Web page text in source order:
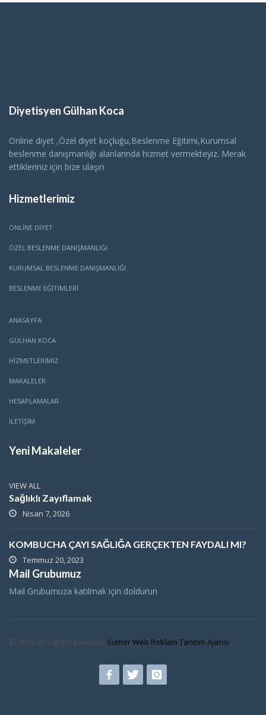
Diyetisyen Gülhan Koca
Online diyet ,Özel diyet koçluğu,Beslenme Eğitimi,Kurumsal
beslenme danışmanlığı alanlarında hizmet vermekteyiz. Merak
ettikleriniz için bize ulaşın
Hizmetlerimiz
ONLINE DIYET
ÖZEL BESLENME DANIŞMANLIĞI
KURUMSAL BESLENME DANIŞMANLIĞI
BESLENME EĞITIMLERI
ANASAYFA
GÜLHAN KOCA
HİZMETLERİMİZ
MAKALELER
HESAPLAMALAR
İLETİŞİM
Yeni Makaleler
VIEW ALL
Sağlıklı Zayıflamak
Nisan 7, 2026
KOMBUCHA ÇAYI SAĞLIĞA GERÇEKTEN FAYDALI MI?
Temmuz 20, 2023
Mail Grubumuz
Mail Grubumuza katılmak için doldurun
© 2019. All rights reserved. Sümer Web Reklam Tanıtım Ajansı.